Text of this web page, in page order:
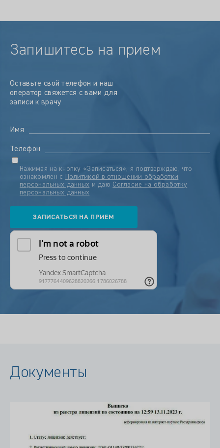
Запишитесь на прием
Оставьте свой телефон и наш
оператор свяжется с вами для
записи к врачу
Имя
Телефон
Нажимая на кнопку «Записаться», я подтверждаю, что
ознакомлен с
Политикой в отношении обработки
персональных данных и даю Согласие на обработку
персональных данных
Документы